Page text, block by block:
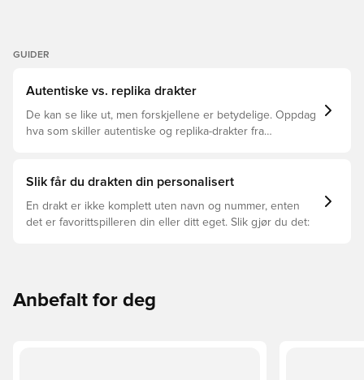
GUIDER
Autentiske vs. replika drakter
De kan se like ut, men forskjellene er betydelige. Oppdag
hva som skiller autentiske og replika-drakter fra
Slik får du drakten din personalisert
En drakt er ikke komplett uten navn og nummer, enten
det er favorittspilleren din eller ditt eget. Slik gjør du det:
Anbefalt for deg